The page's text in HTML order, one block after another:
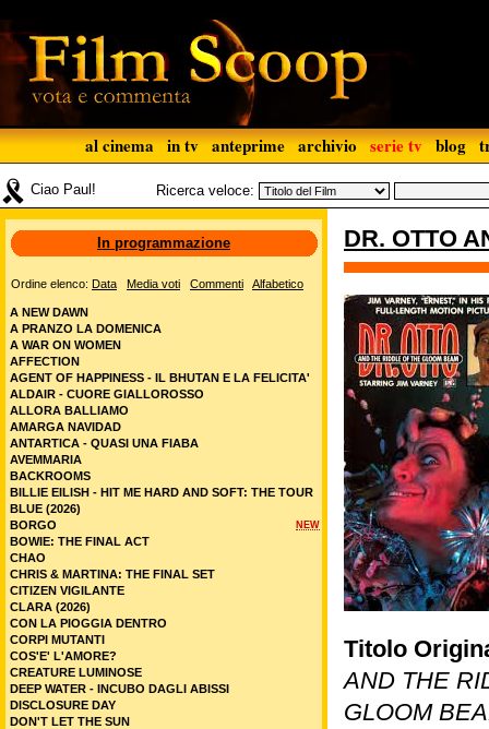
al cinema in tv anteprime archivio serie tv blog
Ciao Paul! Ricerca veloce:
DR. OTTO
Titolo
AND THE
GLOOM
In programmazione
Ordine elenco: Data Media voti Commenti Alfabetico
A NEW DAWN
A PRANZO LA DOMENICA
A WAR ON WOMEN
AFFECTION
AGENT OF HAPPINESS - IL BHUTAN E LA FELICITA'
ALDAIR - CUORE GIALLOROSSO
ALLORA BALLIAMO
AMARGA NAVIDAD
ANTARTICA - QUASI UNA FIABA
AVEMMARIA
BACKROOMS
BILLIE EILISH - HIT ME HARD AND SOFT: THE TOUR
BLUE (2026)
NEW
BORGO
BOWIE: THE FINAL ACT
CHAO
CHRIS & MARTINA: THE FINAL SET
CITIZEN VIGILANTE
CLARA (2026)
CON LA PIOGGIA DENTRO
CORPI MUTANTI
COS'E' L'AMORE?
CREATURE LUMINOSE
DEEP WATER - INCUBO DAGLI ABISSI
DISCLOSURE DAY
DON'T LET THE SUN